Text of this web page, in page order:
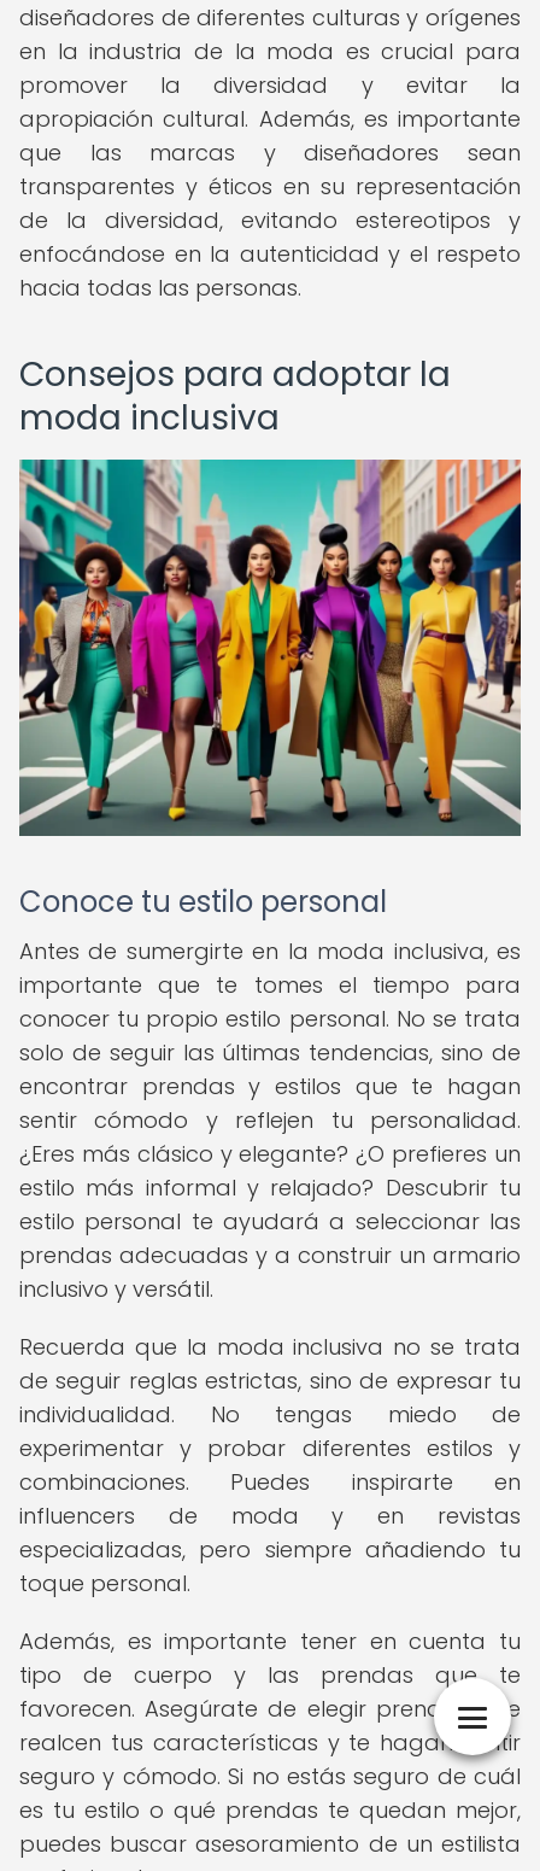
diseñadores de diferentes culturas y orígenes
en la industria de la moda es crucial para
promover la diversidad y evitar la
apropiación cultural. Además, es importante
que las marcas y diseñadores sean
transparentes y éticos en su representación
de la diversidad, evitando estereotipos y
enfocándose en la autenticidad y el respeto
hacia todas las personas.
Consejos para adoptar la
moda inclusiva
Conoce tu estilo personal
Antes de sumergirte en la moda inclusiva, es
importante que te tomes el tiempo para
conocer tu propio estilo personal. No se trata
solo de seguir las últimas tendencias, sino de
encontrar prendas y estilos que te hagan
sentir cómodo y reflejen tu personalidad.
¿Eres más clásico y elegante? ¿O prefieres un
estilo más informal y relajado? Descubrir tu
estilo personal te ayudará a seleccionar las
prendas adecuadas y a construir un armario
inclusivo y versátil.
Recuerda que la moda inclusiva no se trata
de seguir reglas estrictas, sino de expresar tu
individualidad. No tengas miedo de
experimentar y probar diferentes estilos y
combinaciones. Puedes inspirarte en
influencers de moda y en revistas
especializadas, pero siempre añadiendo tu
toque personal.
Además, es importante tener en cuenta tu
tipo de cuerpo y las prendas que te
favorecen. Asegúrate de elegir prendas que
realcen tus características y te hagan sentir
seguro y cómodo. Si no estás seguro de cuál
es tu estilo o qué prendas te quedan mejor,
puedes buscar asesoramiento de un estilista